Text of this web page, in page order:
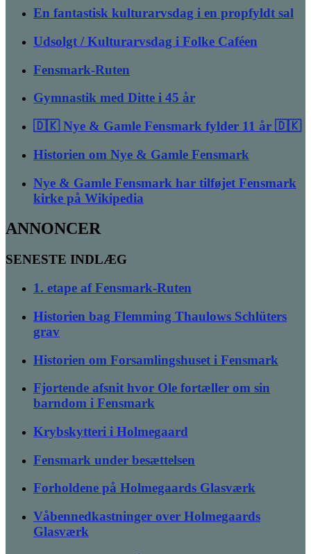
En fantastisk kulturarvsdag i en propfyldt sal
Udsolgt / Kulturarvsdag i Folke Caféen
Fensmark-Ruten
Gymnastik med Ditte i 45 år
🇩🇰 Nye & Gamle Fensmark fylder 11 år 🇩🇰
Historien om Nye & Gamle Fensmark
Nye & Gamle Fensmark har tilføjet Fensmark
kirke på Wikipedia
ANNONCER
SENESTE INDLÆG
1. etape af Fensmark-Ruten
Historien bag Flemming Thaulows Schlüters
grav
Historien om Forsamlingshuset i Fensmark
Fjortende afsnit hvor Ole fortæller om sin
barndom i Fensmark
Krybskytteri i Holmegaard
Fensmark under besættelsen
Forholdene på Holmegaards Glasværk
Våbennedkastninger over Holmegaards
Glasværk